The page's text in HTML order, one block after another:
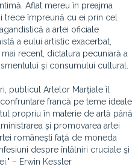
Aflat mereu în preajma
trece împreună cu ei prin cel
a artei oficiale
a eului artistic exacerbat,
recent, dictatura pecuniară a
şi consumului cultural.
publicul Artelor Marţiale îl
francă pe teme ideale
propriu în materie de artă până
şi promovarea artei
româneşti faţă de moneda
despre întâlniri cruciale şi
– Erwin Kessler